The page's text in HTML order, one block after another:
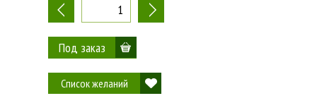
- +
Список желаний